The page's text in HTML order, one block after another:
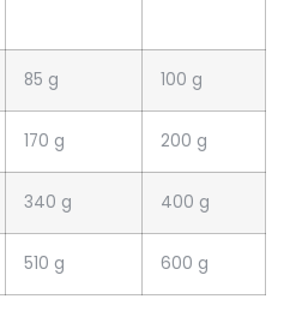
85 g 100 g
170 g 200 g
340 g 400 g
510 g 600 g